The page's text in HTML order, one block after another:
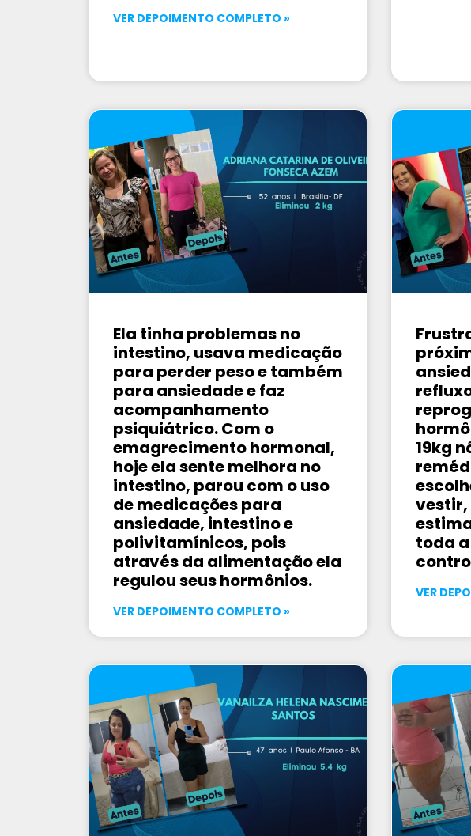
VER DEPOIMENTO COMPLETO »
Ela tinha problemas no
intestino, usava medicação
para perder peso e também
para ansiedade e faz
acompanhamento
psiquiátrico. Com o
emagrecimento hormonal,
hoje ela sente melhora no
intestino, parou com o uso
de medicações para
ansiedade, intestino e
polivitamínicos, pois
através da alimentação ela
regulou seus hormônios.
VER DEPOIMENTO COMPLETO »
19kg
toda
VER